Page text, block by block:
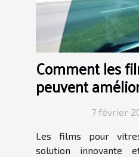
Comment les
peuvent
expérience de
7 février
Les films pour
solution innovante